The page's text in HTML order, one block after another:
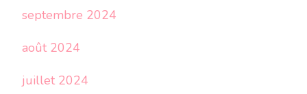
septembre 2024
août 2024
juillet 2024